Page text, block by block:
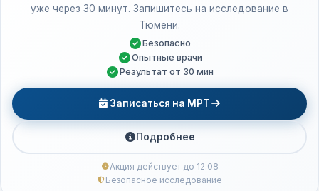
уже через 30 минут. Запишитесь на исследование в
Тюмени.
Безопасно
Опытные врачи
Результат от 30 мин
Записаться на МРТ
Подробнее
Акция действует до 12.08
Безопасное исследование